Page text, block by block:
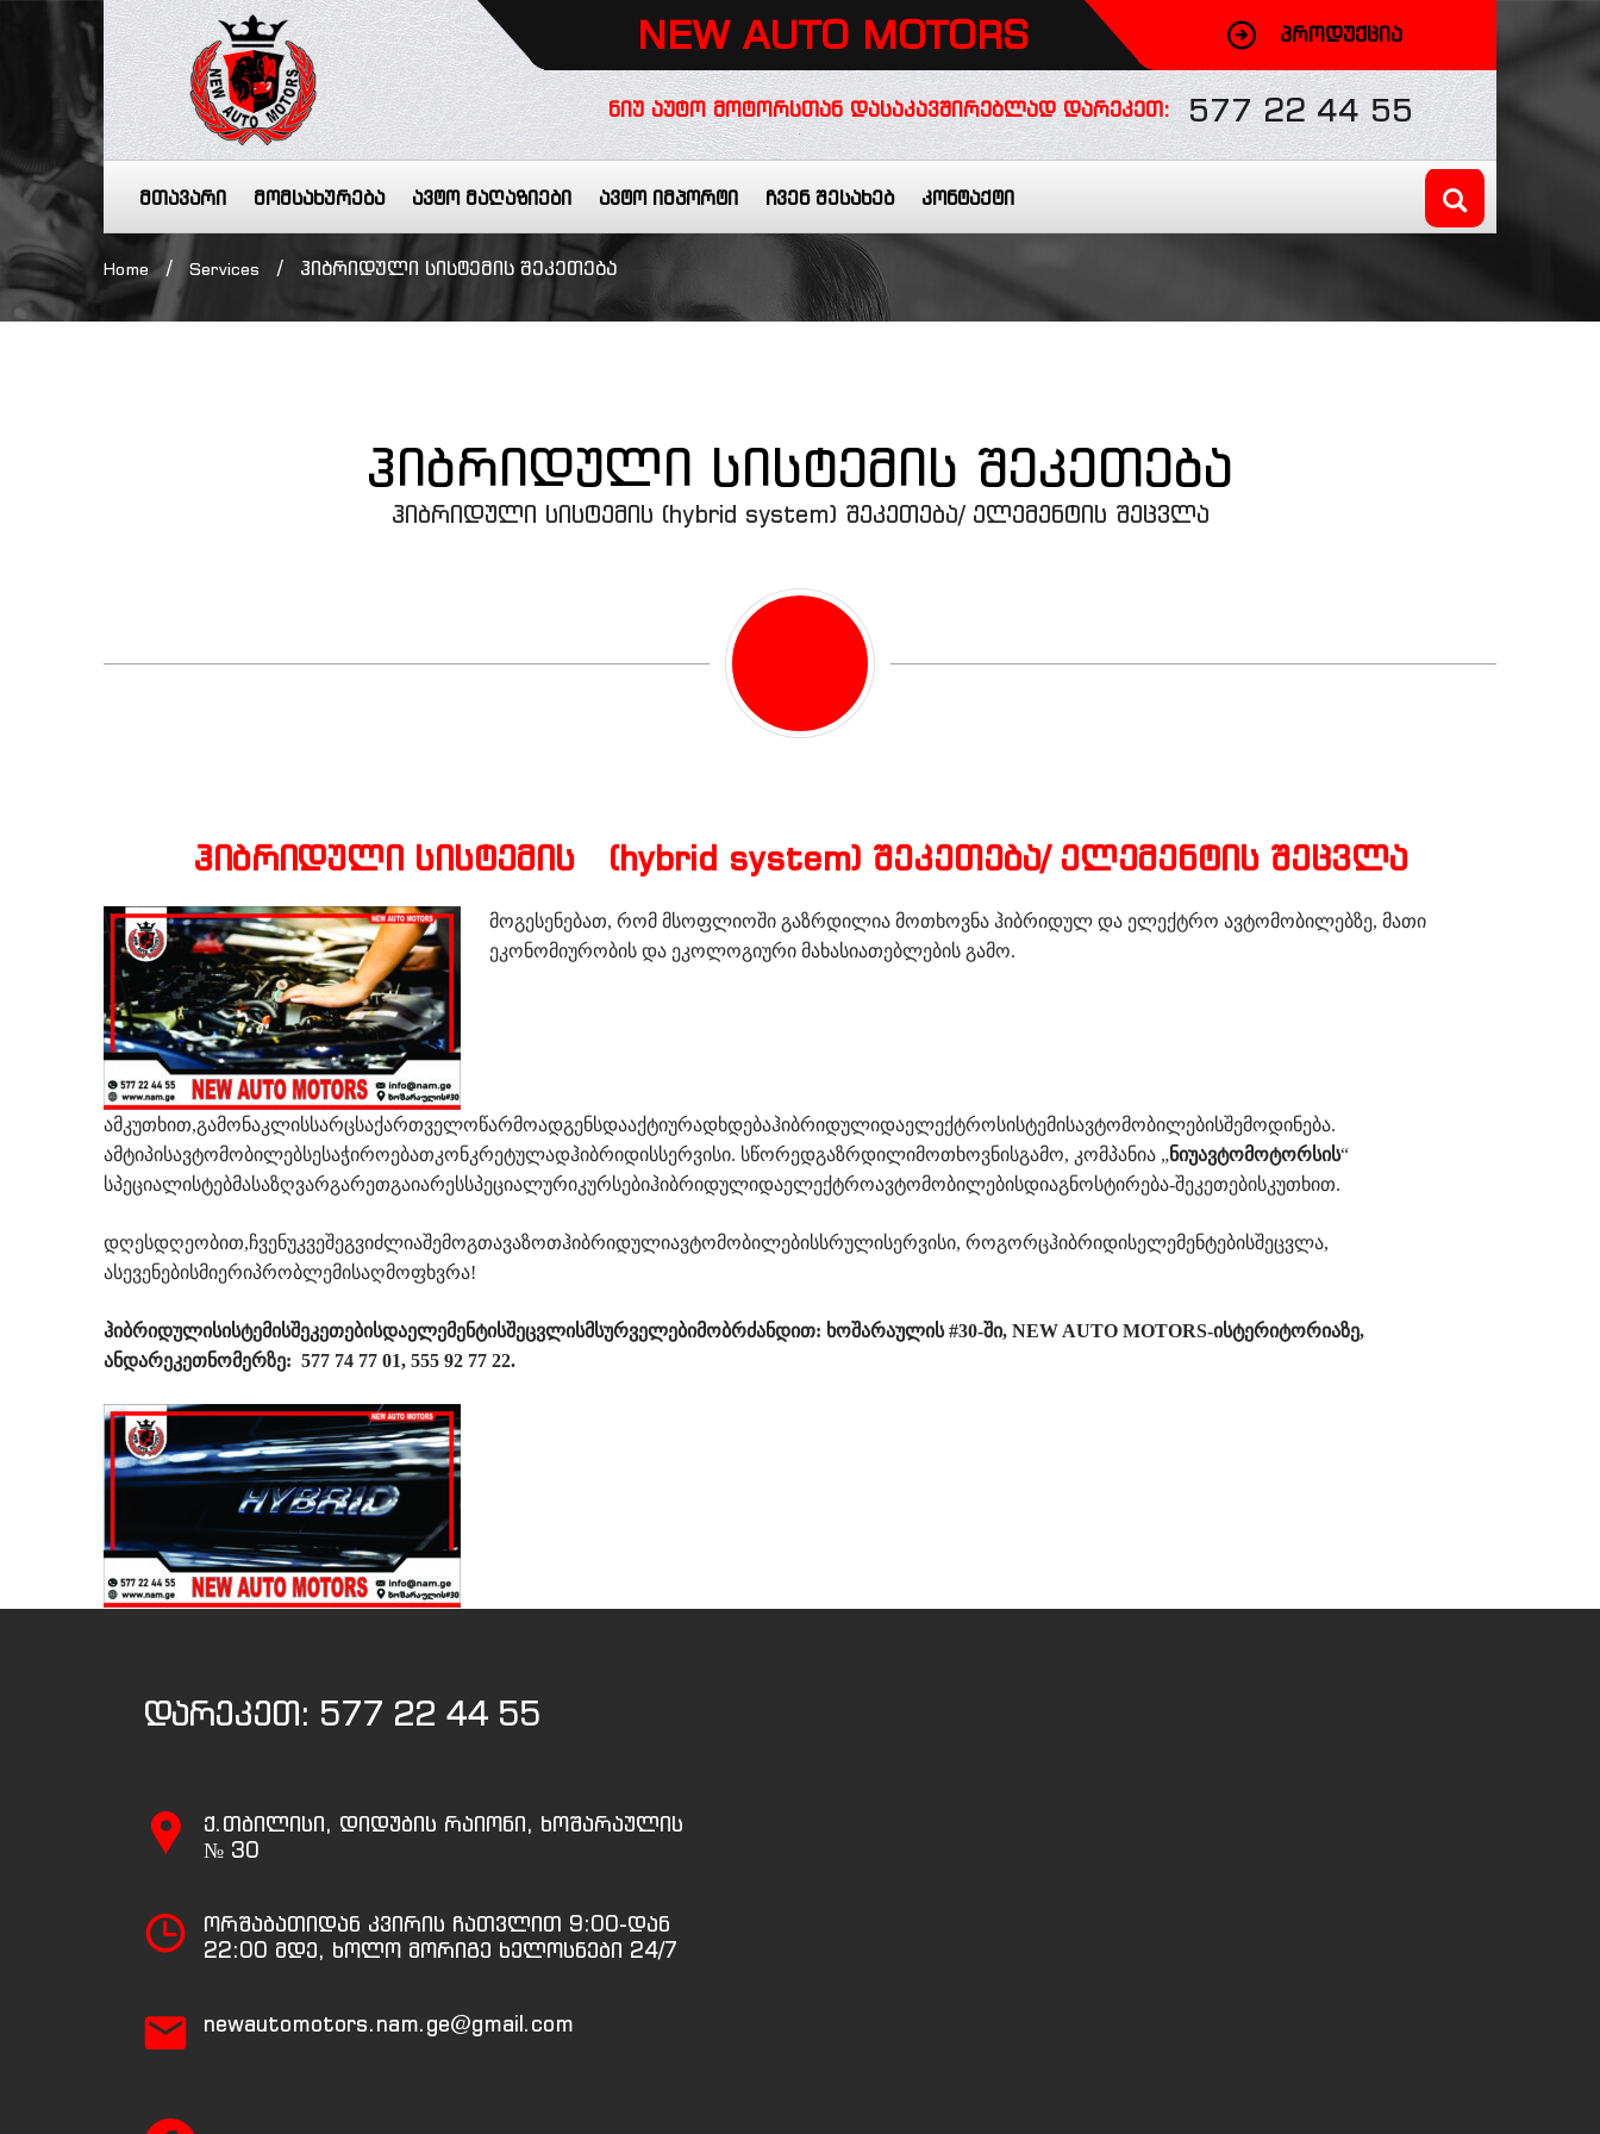
NEW AUTO MOTORS ᲞᲠᲝᲓᲣᲥᲪᲘᲐ
ᲜᲘᲣ ᲐᲣᲢᲝ ᲛᲝᲢᲝᲠᲡᲗᲐᲜ ᲓᲐᲡᲐᲙᲐᲕᲨᲘᲠᲔᲑᲚᲐᲓ ᲓᲐᲠᲔᲙᲔᲗ: 577 22 44 55
მთავარი მომსახურება ავტო მაღაზიები ავტო იმპორტი ჩვენ შესახებ კონტაქტი
Home / Services / ჰიბრიდული სისტემის შეკეთება
ჰიბრიდული სისტემის შეკეთება
ჰიბრიდული სისტემის (hybrid system) შეკეთება/ ელემენტის შეცვლა
ჰიბრიდული სისტემის (hybrid system) შეკეთება/ ელემენტის შეცვლა
მოგესენებათ, რომ მსოფლიოში გაზრდილია მოთხოვნა ჰიბრიდულ და ელექტრო ავტომობილებზე, მათი
ეკონომიურობის და ეკოლოგიური მახასიათებლების გამო.
ამკუთხით,გამონაკლისსარცსაქართველოწარმოადგენსდააქტიურადხდებაჰიბრიდულიდაელექტროსისტემისავტომობილებისშემოდინება.
ამტიპისავტომობილებსესაჭიროებათკონკრეტულადჰიბრიდისსერვისი. სწორედგაზრდილიმოთხოვნისგამო, კომპანია „ნიუავტომოტორსის“
სპეციალისტებმასაზღვარგარეთგაიარესსპეციალურიკურსებიჰიბრიდულიდაელექტროავტომობილებისდიაგნოსტირება-შეკეთებისკუთხით.
დღესდღეობით,ჩვენუკვეშეგვიძლიაშემოგთავაზოთჰიბრიდულიავტომობილებისსრულისერვისი, როგორცჰიბრიდისელემენტებისშეცვლა,
ასევენებისმიერიპრობლემისაღმოფხვრა!
ჰიბრიდულისისტემისშეკეთებისდაელემენტისშეცვლისმსურველებიმობრძანდით: ხოშარაულის #30-ში, NEW AUTO MOTORS-ისტერიტორიაზე,
ანდარეკეთნომერზე: 577 74 77 01, 555 92 77 22.
დარეკეთ: 577 22 44 55
ქ.თბილისი, დიდუბის რაიონი, ხოშარაულის
№ 30
ორშაბათიდან კვირის ჩათვლით 9:00-დან
22:00 მდე, ხოლო მორიგე ხელოსნები 24/7
newautomotors.nam.ge@gmail.com